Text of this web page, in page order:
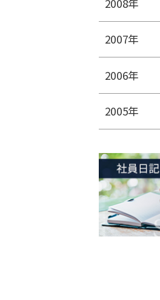
2007年
2006年
2005年